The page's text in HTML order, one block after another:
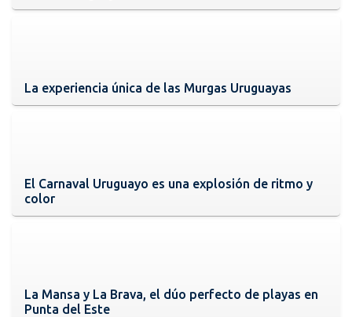
La experiencia única de las Murgas Uruguayas
El Carnaval Uruguayo es una explosión de ritmo y
color
La Mansa y La Brava, el dúo perfecto de playas en
Punta del Este